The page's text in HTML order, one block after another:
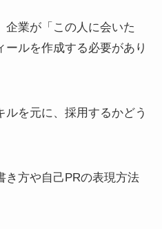
企業が「この人に会いた
ルを作成する必要があり
を元に、採用するかどう
き方や自己PRの表現方法